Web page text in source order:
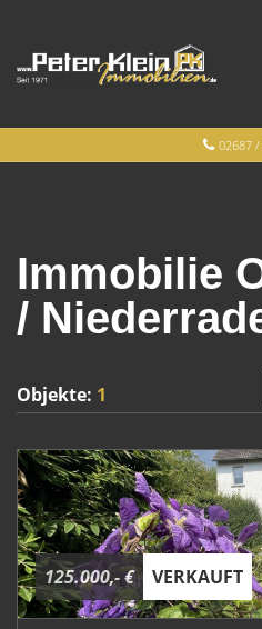
02687
Immobilie
/
Objekte: 1
125.000,- € VERKAUFT